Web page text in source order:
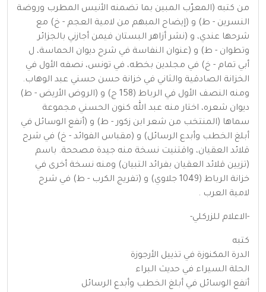
من كتبه (المعرّب المبين بما تضمنه الأنيس المطرب وروضة
النسرين - ط) و (إيضاح المبهم من لامية العجم - خ) مع
شرحها عندي، و (نشر أزاهر البستان فيمن أجازني بالجزائر
وتطوان - ط) و (عنوان النفاسة في شرح ديوان الحماسة، ل
أبي تمام - خ) في مجلدين بخطه، في تونس، نصفه الأول في
الخزانة الصادقية والثاني في خزانة حسن حسني عبد الوهاب.
ومنه النصف الأول في الرباط (158 ج) و (الروض الأريض - ط)
ديوان شعره، اختار منه عبد الله كنون الحسني مجموعة
سماها (المنتخب من شعر ابن زكور - ط) و (أنفع الوسائل في
أبلغ الخطب وأبدع الرسائل) و (مقباس الفوائد - خ) في شرح
قلائد العقيان، واقتنيت نسخة منه جيدة مصححة. باسم
(تزيين قلائد العقيان بفرائد التبيان) ومنه نسخة أخرى في
خزانة الرباط (1049 جلاوي) و (تفريج الكرب - ط) في شرح
لامية العرب .
-الاعلام للزركلي-
كتبه
الدرة المكنوزة في تذييل الأرجوزة
الحلة السيراء في حديث البراء
أنفع الوسائل في أبلغ الخطب وأبدع الرسائل